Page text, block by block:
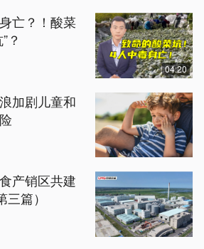
亡？！酸菜
？
04:20
加剧儿童和
产销区共建
篇）